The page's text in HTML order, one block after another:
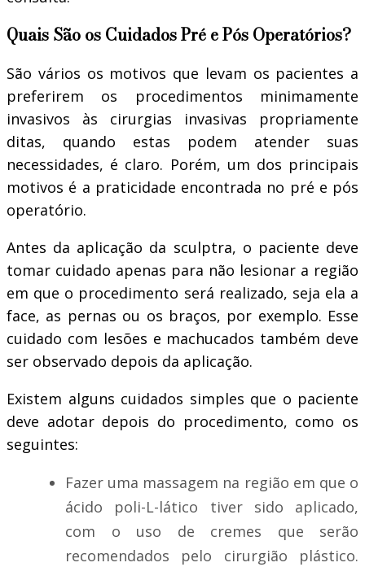
Quais São os Cuidados Pré e Pós Operatórios?
São vários os motivos que levam os pacientes a
preferirem os procedimentos minimamente
invasivos às cirurgias invasivas propriamente
ditas, quando estas podem atender suas
necessidades, é claro. Porém, um dos principais
motivos é a praticidade encontrada no pré e pós
operatório.
Antes da aplicação da sculptra, o paciente deve
tomar cuidado apenas para não lesionar a região
em que o procedimento será realizado, seja ela a
face, as pernas ou os braços, por exemplo. Esse
cuidado com lesões e machucados também deve
ser observado depois da aplicação.
Existem alguns cuidados simples que o paciente
deve adotar depois do procedimento, como os
seguintes:
Fazer uma massagem na região em que o
ácido poli-L-lático tiver sido aplicado,
com o uso de cremes que serão
recomendados pelo cirurgião plástico.